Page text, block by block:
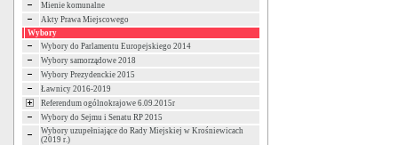
Mienie komunalne
Akty Prawa Miejscowego
Wybory
Wybory do Parlamentu Europejskiego 2014
Wybory samorządowe 2018
Wybory Prezydenckie 2015
Ławnicy 2016-2019
Referendum ogólnokrajowe 6.09.2015r
Wybory do Sejmu i Senatu RP 2015
Wybory uzupełniające do Rady Miejskiej w Krośniewicach
(2019 r.)